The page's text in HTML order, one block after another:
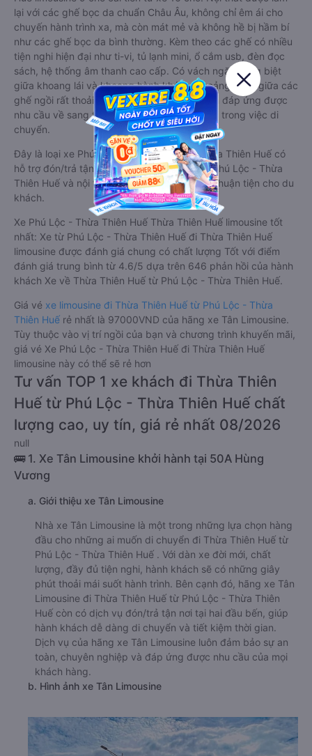
lại với các ghế bọc da chuẩn Châu Âu, không chỉ êm ái cho
chuyến hành trình xa, mà còn mát mẻ và không hề bị hầm bí
như các ghế bọc da bình thường. Kèm theo các ghế có nhiều
tiện nghi hiện đại như ti-vi, tủ lạnh mini, ổ cắm usb, đèn đọc
sách, hệ thống âm thanh cao cấp. Có vách ngăn riêng biệt
giữa khoang lái và khoang hành khách. Khoảng cách giữa các
ghế ngồi rất thoải mái, không nhồi nhét. Luôn đáp ứng được
nhu cầu về sang trọng, thoải mái và tiện nghi trong việc di
chuyển.
Đây là loại xe Phú Lộc - Thừa Thiên Huế Thừa Thiên Huế có
hỗ trợ đón/trả tận nơi miễn phí tại nội thành Phú Lộc - Thừa
Thiên Huế và nội thành Thừa Thiên Huế, rất thuận tiện cho du
khách.
Xe Phú Lộc - Thừa Thiên Huế Thừa Thiên Huế limousine tốt
nhất: Xe từ Phú Lộc - Thừa Thiên Huế đi Thừa Thiên Huế
limousine được đánh giá chung có chất lượng Tốt với điểm
đánh giá trung bình từ 4.6/5 dựa trên 646 phản hồi của hành
khách Xe về Thừa Thiên Huế từ Phú Lộc - Thừa Thiên Huế.
Giá vé xe limousine đi Thừa Thiên Huế từ Phú Lộc - Thừa
Thiên Huế rẻ nhất là 97000VND của hãng xe Tân Limousine.
Tùy thuộc vào vị trí ngồi của bạn và chương trình khuyến mãi,
giá vé Xe Phú Lộc - Thừa Thiên Huế đi Thừa Thiên Huế
limousine này có thể sẽ rẻ hơn
Tư vấn TOP 1 xe khách đi Thừa Thiên
Huế từ Phú Lộc - Thừa Thiên Huế chất
lượng cao, uy tín, giá rẻ nhất 08/2026
null
🚌 1. Xe Tân Limousine khởi hành tại 50A Hùng
Vương
a. Giới thiệu xe Tân Limousine
Nhà xe Tân Limousine là một trong những lựa chọn hàng
đầu cho những ai muốn di chuyển đi Thừa Thiên Huế từ
Phú Lộc - Thừa Thiên Huế . Với dàn xe đời mới, chất
lượng, đầy đủ tiện nghi, hành khách sẽ có những giây
phút thoải mái suốt hành trình. Bên cạnh đó, hãng xe Tân
Limousine đi Thừa Thiên Huế từ Phú Lộc - Thừa Thiên
Huế còn có dịch vụ đón/trả tận nơi tại hai đầu bến, giúp
hành khách dễ dàng di chuyển và tiết kiệm thời gian.
Dịch vụ của hãng xe Tân Limousine luôn đảm bảo sự an
toàn, chuyên nghiệp và đáp ứng được nhu cầu của mọi
khách hàng.
b. Hình ảnh xe Tân Limousine